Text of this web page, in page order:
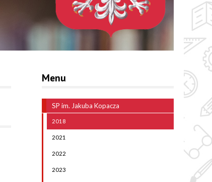
Menu
SP im. Jakuba Kopacza
2018
2021
2022
2023